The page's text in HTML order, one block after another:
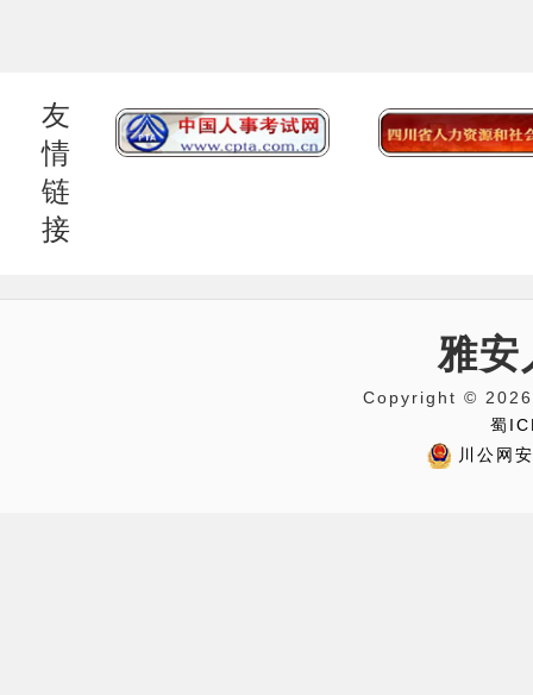
友
情
链
接
雅安
Copyright © 2026-
蜀
川公网